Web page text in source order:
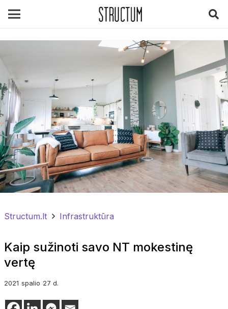
Structum.lt Infrastruktūra
Kaip sužinoti savo NT mokestinę
vertę
2021 spalio 27 d.